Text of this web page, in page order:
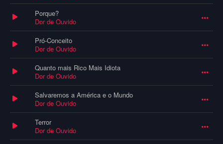
Porque?
Dor de Ouvido
Pró-Conceito
Dor de Ouvido
Quanto mais Rico Mais Idiota
Dor de Ouvido
Salvaremos a América e o Mundo
Dor de Ouvido
Terror
Dor de Ouvido